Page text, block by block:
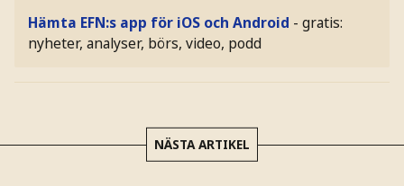
Hämta EFN:s app för iOS och Android - gratis:
nyheter, analyser, börs, video, podd
NÄSTA ARTIKEL